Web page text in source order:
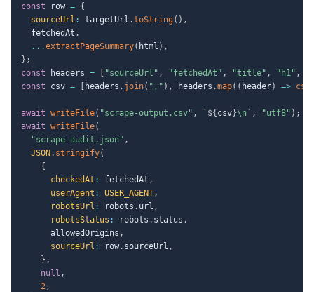
const row = {
sourceUrl : targetUrl .toString ( ) ,
  fetchedAt
,
...extractPageSummary( html ) ,
} ;
const headers = "sourceUrl" , "fetchedAt" , "title" , "h1" ,
const csv = headers . join( "," ) , headers .map( ( header) =>
await writeFile( "scrape-output.csv" , ` ${ csv}\n ` , "utf8" ) ;
await writeFile(
"scrape-audit.json" ,
JSON . stringify(
{
checkedAt : fetchedAt ,
userAgent : USER_AGENT,
robotsUrl : robots . url ,
robotsStatus : robots . status ,
      allowedOrigins
,
sourceUrl : row. sourceUrl ,
} ,
null ,
2,